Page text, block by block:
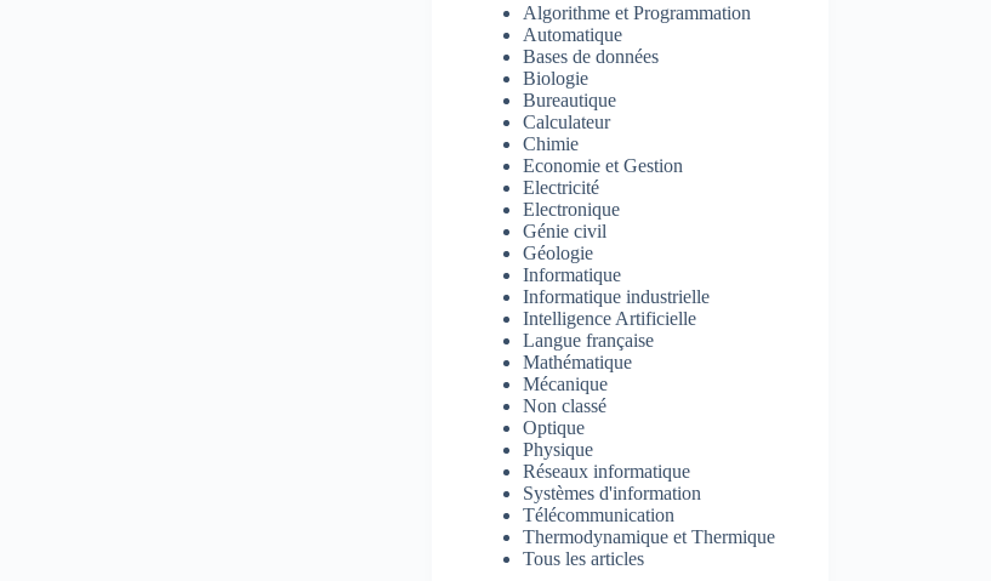
Algorithme et Programmation
Automatique
Bases de données
Biologie
Bureautique
Calculateur
Chimie
Economie et Gestion
Electricité
Electronique
Génie civil
Géologie
Informatique
Informatique industrielle
Intelligence Artificielle
Langue française
Mathématique
Mécanique
Non classé
Optique
Physique
Réseaux informatique
Systèmes d'information
Télécommunication
Thermodynamique et Thermique
Tous les articles